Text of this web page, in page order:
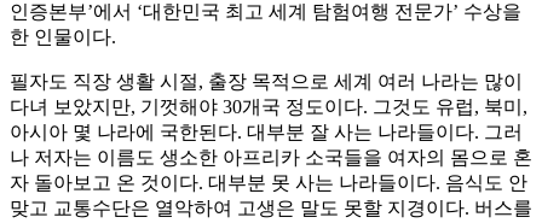
인증본부’에서 ‘대한민국 최고 세계 탐험여행 전문가’ 수상을
한 인물이다.
필자도 직장 생활 시절, 출장 목적으로 세계 여러 나라는 많이
다녀 보았지만, 기껏해야 30개국 정도이다. 그것도 유럽, 북미,
아시아 몇 나라에 국한된다. 대부분 잘 사는 나라들이다. 그러
나 저자는 이름도 생소한 아프리카 소국들을 여자의 몸으로 혼
자 돌아보고 온 것이다. 대부분 못 사는 나라들이다. 음식도 안
맞고 교통수단은 열악하여 고생은 말도 못할 지경이다. 버스를